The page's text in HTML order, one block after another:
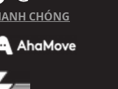
CHÓNG